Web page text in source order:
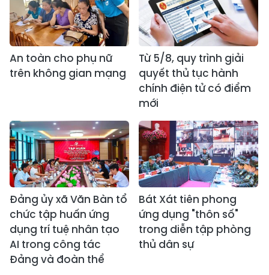
An toàn cho phụ nữ
trên không gian mạng
Từ 5/8, quy trình giải
quyết thủ tục hành
chính điện tử có điểm
mới
Đảng ủy xã Văn Bàn tổ
chức tập huấn ứng
dụng trí tuệ nhân tạo
AI trong công tác
Đảng và đoàn thể
Bát Xát tiên phong
ứng dụng "thôn số"
trong diễn tập phòng
thủ dân sự